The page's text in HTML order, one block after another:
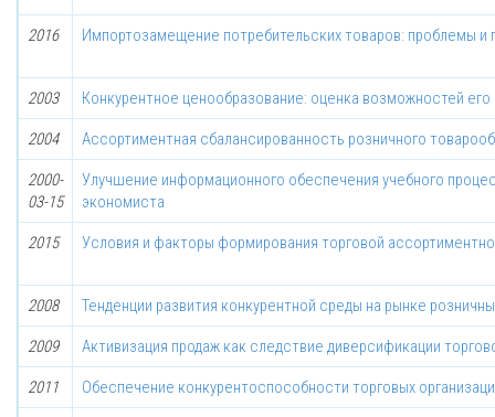
2016 Импортозамещение потребительских товаров: проблемы и
2003 Конкурентное ценообразование: оценка возможностей его
2004 Ассортиментная сбалансированность розничного
2000-
03-15
Улучшение информационного обеспечения учебного
экономиста
2015 Условия и факторы формирования торговой
2008 Тенденции развития конкурентной среды на рынке
2009 Активизация продаж как следствие диверсификации
2011 Обеспечение конкурентоспособности торговых